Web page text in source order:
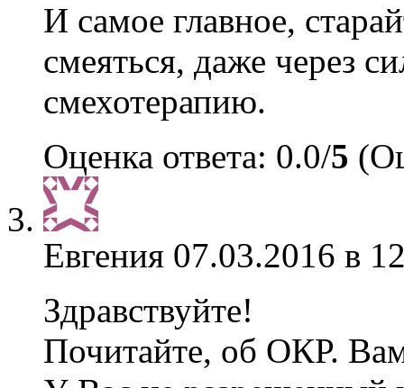
И самое главное,
смеяться, даже через
смехотерапию.
Оценка ответа: 0.0/5
Евгения 07.03.2016 в
Здравствуйте!
Почитайте, об ОКР.